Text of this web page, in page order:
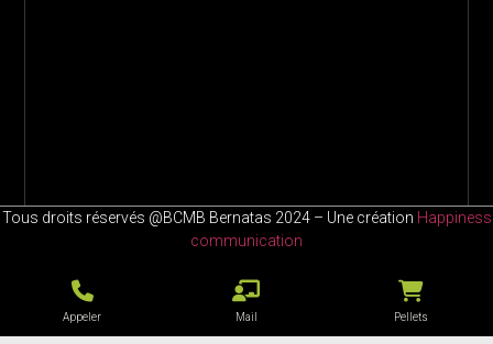
Tous droits réservés @BCMB Bernatas 2024 – Une création Happiness
communication
Appeler Mail Pellets